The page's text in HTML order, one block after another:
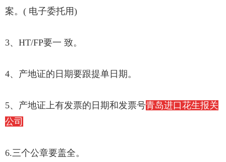
案。( 电子委托用)
3、HT/FP要一 致。
4、产地证的日期要跟提单日期。
5、产地证上有发票的日期和发票号青岛进口花生报关
公司
6.三个公章要盖全。